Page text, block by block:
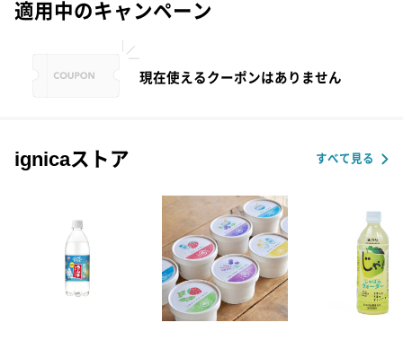
適用中のキャンペーン
現在使えるクーポンはありません
ignicaストア すべて見る